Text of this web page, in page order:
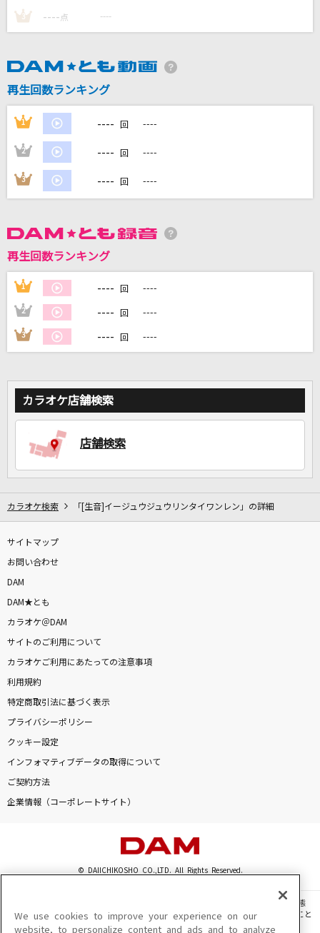
BELIEVE
エンジェルス ハーモニー
Universe
もっと見る
DAMの新曲・ランキングなど
カラオケ最新情報をチェック！
DAMに会員登録・ログインして
家族や友達と一緒に！練習にも！
3 ---- 点 ----
再生回数ランキング
1 ---- 回 ----
2 ---- 回 ----
3 ---- 回 ----
再生回数ランキング
1 ---- 回 ----
2 ---- 回 ----
3 ---- 回 ----
カラオケ店舗検索
店舗検索
カラオケ検索 「[生音]イージュウジュウリンタイワンレン」の詳細
サイトマップ
お問い合わせ
DAM
DAM★とも
カラオケ＠DAM
サイトのご利用について
カラオケご利用にあたっての注意事項
利用規約
特定商取引法に基づく表示
プライバシーポリシー
クッキー設定
インフォマティブデータの取得について
ご契約方法
企業情報（コーポレートサイト）
© DAIICHIKOSHO CO.,LTD. All Rights Reserved.
このサイトに掲載されている一切の文章・画像・写真・動画・音声等を、手段や形態
を問わず、著作権法の定める範囲を超えて無断で複製、転載、ファイル化などすること
を禁じます。
We use cookies to improve your experience on our
website, to personalize content and ads and to analyze